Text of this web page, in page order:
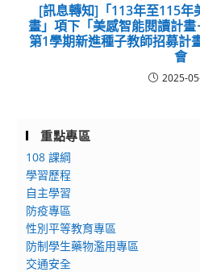
[訊息轉知]「113年至115年
畫」項下「美感智能閱讀計
第1學期新進種子教師招募計
會
2025-
重點專區
108 課綱
學習歷程
自主學習
防疫專區
性別平等教育專區
防制學生藥物濫用專區
交通安全